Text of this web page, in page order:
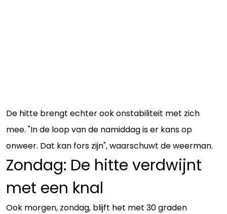
De hitte brengt echter ook onstabiliteit met zich
mee. "In de loop van de namiddag is er kans op
onweer. Dat kan fors zijn", waarschuwt de weerman.
Zondag: De hitte verdwijnt
met een knal
Ook morgen, zondag, blijft het met 30 graden